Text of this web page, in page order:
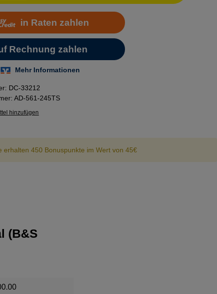
DC-33212
AD-561-245TS
hinzufügen
erhalten 450 Bonuspunkte im Wert von 45€
(B&S